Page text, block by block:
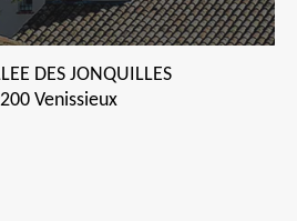
DES JONQUILLES
Venissieux